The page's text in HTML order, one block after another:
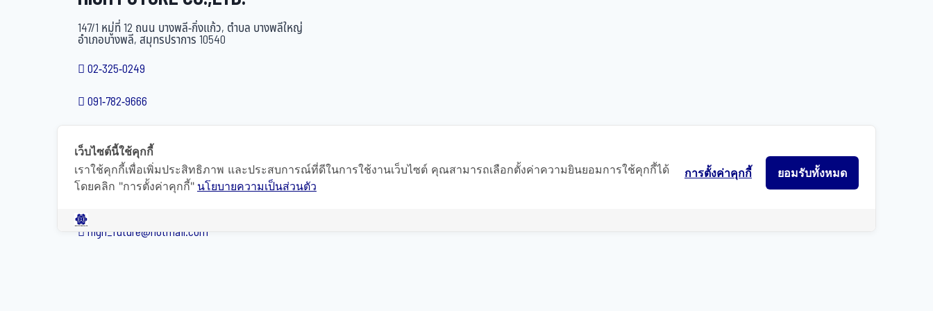
147/1 หมู่ที่ 12 ถนน บางพลี-กิ่งแก้ว, ตำบล บางพลีใหญ่
อำเภอบางพลี, สมุทรปราการ 10540
02-325-0249
091-782-9666
02-325-0248
high_future@hotmail.com
เว็บไซต์นี้ใช้คุกกี้
เราใช้คุกกี้เพื่อเพิ่มประสิทธิภาพ และประสบการณ์ที่ดีในการใช้งานเว็บไซต์ คุณสามารถเลือกตั้งค่าความยินยอมการใช้คุกกี้ได้
โดยคลิก "การตั้งค่าคุกกี้" นโยบายความเป็นส่วนตัว
ยอมรับทั้งหมด
การตั้งค่าคุกกี้